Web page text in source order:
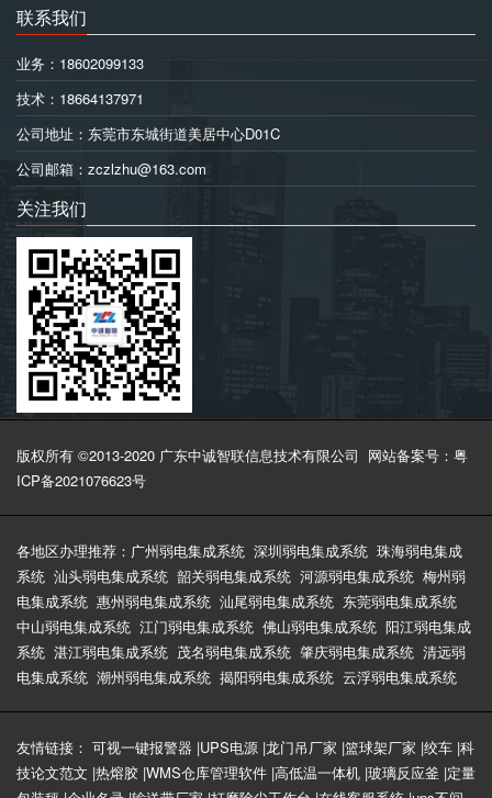
联系我们
业务：18602099133
技术：18664137971
公司地址：东莞市东城街道美居中心D01C
公司邮箱：zczlzhu@163.com
关注我们
版权所有 ©2013-2020 广东中诚智联信息技术有限公司 网站备案号：粤
ICP备2021076623号
各地区办理推荐： 广州弱电集成系统 深圳弱电集成系统 珠海弱电集成
系统 汕头弱电集成系统 韶关弱电集成系统 河源弱电集成系统 梅州弱
电集成系统 惠州弱电集成系统 汕尾弱电集成系统 东莞弱电集成系统
中山弱电集成系统 江门弱电集成系统 佛山弱电集成系统 阳江弱电集成
系统 湛江弱电集成系统 茂名弱电集成系统 肇庆弱电集成系统 清远弱
电集成系统 潮州弱电集成系统 揭阳弱电集成系统 云浮弱电集成系统
友情链接： 可视一键报警器 |UPS电源 |龙门吊厂家 |篮球架厂家 |绞车 |科
技论文范文 |热熔胶 |WMS仓库管理软件 |高低温一体机 |玻璃反应釜 |定量